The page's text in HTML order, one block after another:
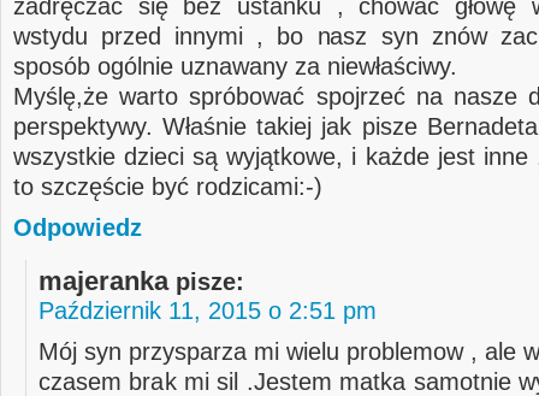
zadręczać się bez ustanku , chować głowę
wstydu przed innymi , bo nasz syn znów
sposób ogólnie uznawany za niewłaściwy.
Myślę,że warto spróbować spojrzeć na nasze
perspektywy. Właśnie takiej jak pisze
wszystkie dzieci są wyjątkowe, i każde jest
to szczęście być rodzicami:-)
Odpowiedz
majeranka pisze:
Październik 11, 2015 o 2:51 pm
Mój syn przysparza mi wielu problemow , ale
czasem brak mi sil .Jestem matka samotnie